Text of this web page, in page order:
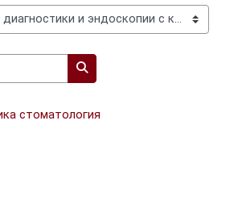
Поиск курса
стоматология